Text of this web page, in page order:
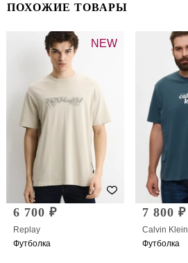
ПОХОЖИЕ ТОВАРЫ
NEW
6 700 ₽
Replay
Футболка
7 800 ₽
Calvin Klein
Футболка